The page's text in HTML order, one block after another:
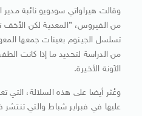
من الفيروس، ”المعدية لكن الأخف
تسلسل الجينوم بعينات جمعها
من الدراسة لتحديد ما إذا كانت
الآونة الأخيرة.
وعُثر أيضا على هذه السلالة، التي
عليها في فبراير شباط والتي تنتشر